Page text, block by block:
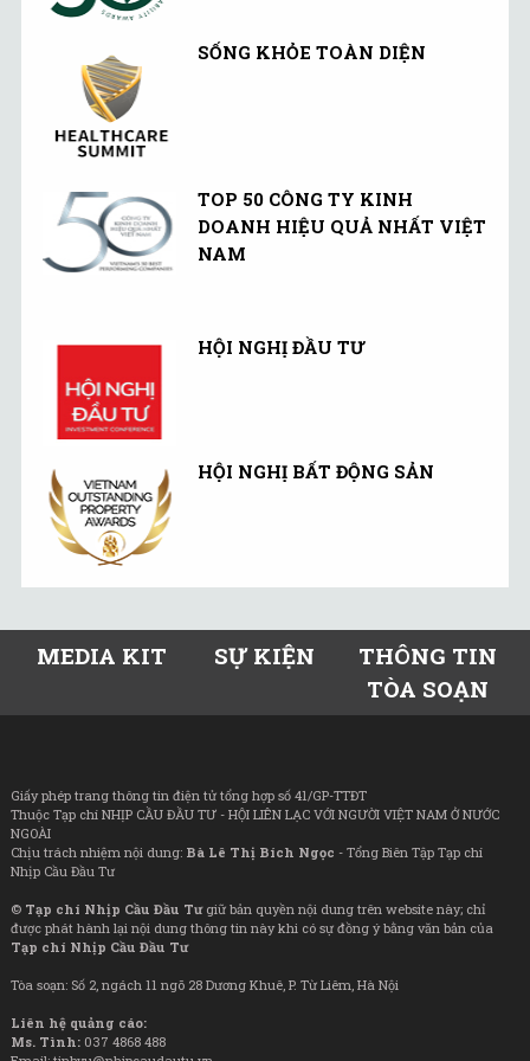
SỐNG KHỎE TOÀN DIỆN
TOP 50 CÔNG TY KINH
DOANH HIỆU QUẢ NHẤT VIỆT
NAM
HỘI NGHỊ ĐẦU TƯ
HỘI NGHỊ BẤT ĐỘNG SẢN
MEDIA KIT SỰ KIỆN
THÔNG TIN
TÒA SOẠN
Giấy phép trang thông tin điện tử tổng hợp số 41/GP-TTĐT
Thuộc Tạp chí NHỊP CẦU ĐẦU TƯ - HỘI LIÊN LẠC VỚI NGƯỜI VIỆT NAM Ở NƯỚC
NGOÀI
Chịu trách nhiệm nội dung: Bà Lê Thị Bích Ngọc - Tổng Biên Tập Tạp chí
Nhịp Cầu Đầu Tư
© Tạp chí Nhịp Cầu Đầu Tưgiữ bản quyền nội dung trên website này; chỉ
được phát hành lại nội dung thông tin này khi có sự đồng ý bằng văn bản của
Tạp chí Nhịp Cầu Đầu Tư
Tòa soạn: Số 2, ngách 11 ngõ 28 Dương Khuê, P. Từ Liêm, Hà Nội
Liên hệ quảng cáo:
Ms. Tình: 037 4868 488